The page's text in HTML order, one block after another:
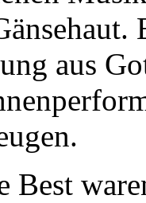
aus
Best